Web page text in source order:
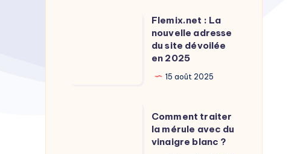
Flemix.net : La
nouvelle adresse
du site dévoilée
en 2025
15 août 2025
Comment traiter
la mérule avec du
vinaigre blanc ?